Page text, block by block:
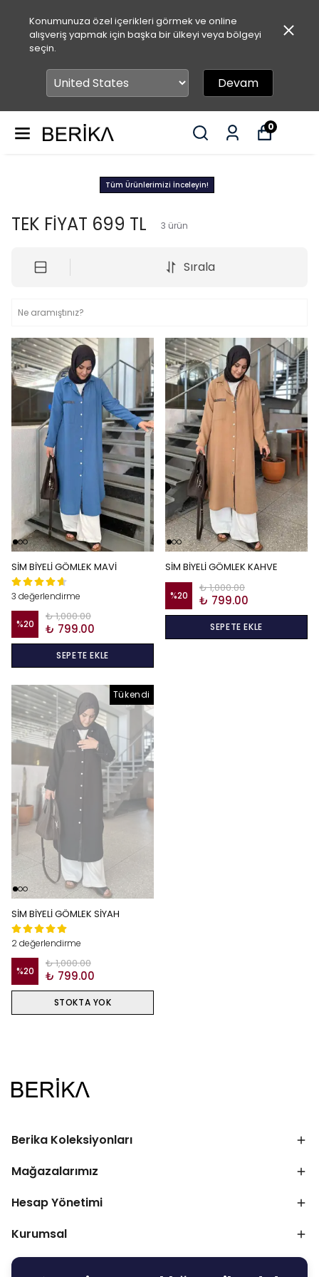
Konumunuza özel içerikleri görmek ve online
alışveriş yapmak için başka bir ülkeyi veya bölgeyi
seçin.
Devam
0
Tüm Ürünlerimizi İnceleyin!
TEK FİYAT 699 TL 3 ürün
Sırala
SİM BİYELİ GÖMLEK MAVİ
3 değerlendirme
%20
₺ 1,000.00
₺ 799.00
SEPETE EKLE
SİM BİYELİ GÖMLEK KAHVE
%20
₺ 1,000.00
₺ 799.00
SEPETE EKLE
Tükendi
SİM BİYELİ GÖMLEK SİYAH
2 değerlendirme
%20
₺ 1,000.00
₺ 799.00
STOKTA YOK
Berika Koleksiyonları
Mağazalarımız
Hesap Yönetimi
Kurumsal